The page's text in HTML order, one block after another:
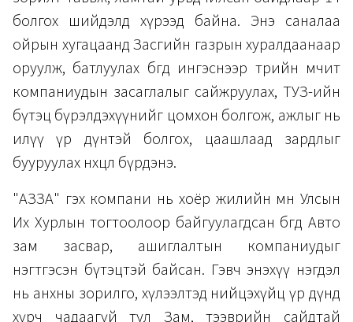
болгох шийдэлд хүрээд байна. Энэ саналаа
ойрын хугацаанд Засгийн газрын хуралдаанаар
оруулж, батлуулах бөгөөд ингэснээр төрийн өмчит
компаниудын засаглалыг сайжруулах, ТУЗ-ийн
бүтэц бүрэлдэхүүнийг цомхон болгож, ажлыг нь
илүү үр дүнтэй болгох, цаашлаад зардлыг
бууруулах нөхцөл бүрдэнэ.
"АЗЗА" гэх компани нь хоёр жилийн өмнө Улсын
Их Хурлын тогтоолоор байгуулагдсан бөгөөд Авто
зам засвар, ашиглалтын компаниудыг
нэгтгэсэн бүтэцтэй байсан. Гэвч энэхүү нэгдэл
нь анхны зорилго, хүлээлтэд нийцэхүйц үр дүнд
хүрч чадаагүй тул Зам, тээврийн сайдтай